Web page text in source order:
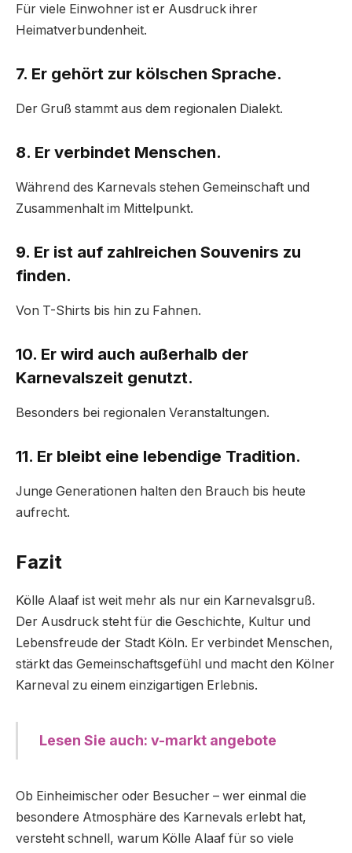
Für viele Einwohner ist er Ausdruck ihrer
Heimatverbundenheit.
7. Er gehört zur kölschen Sprache.
Der Gruß stammt aus dem regionalen Dialekt.
8. Er verbindet Menschen.
Während des Karnevals stehen Gemeinschaft und
Zusammenhalt im Mittelpunkt.
9. Er ist auf zahlreichen Souvenirs zu
finden.
Von T-Shirts bis hin zu Fahnen.
10. Er wird auch außerhalb der
Karnevalszeit genutzt.
Besonders bei regionalen Veranstaltungen.
11. Er bleibt eine lebendige Tradition.
Junge Generationen halten den Brauch bis heute
aufrecht.
Fazit
Kölle Alaaf ist weit mehr als nur ein Karnevalsgruß.
Der Ausdruck steht für die Geschichte, Kultur und
Lebensfreude der Stadt Köln. Er verbindet Menschen,
stärkt das Gemeinschaftsgefühl und macht den Kölner
Karneval zu einem einzigartigen Erlebnis.
Lesen Sie auch: v-markt angebote
Ob Einheimischer oder Besucher – wer einmal die
besondere Atmosphäre des Karnevals erlebt hat,
versteht schnell, warum Kölle Alaaf für so viele